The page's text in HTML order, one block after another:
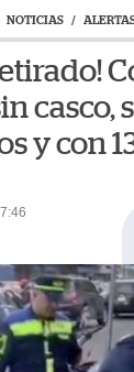
NOTICIAS /
casco,
y con